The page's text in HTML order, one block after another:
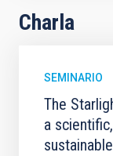
Charla
SEMINARIO
The
a